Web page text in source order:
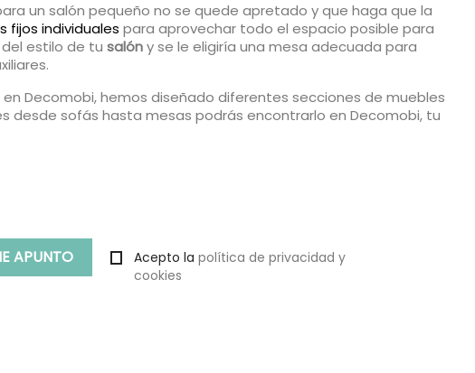
un salón pequeño no se quede apretado y que haga que la
fijos individuales para aprovechar todo el espacio posible para
estilo de tu salóny se le eligiría una mesa adecuada para
Decomobi, hemos diseñado diferentes secciones de muebles
desde sofás hasta mesas podrás encontrarlo en Decomobi, tu
Acepto la política de privacidad y
cookies